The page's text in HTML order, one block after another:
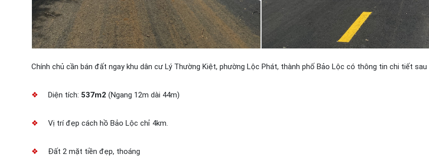
Chính chủ cần bán đất ngay khu dân cư Lý Thường Kiệt, phường Lộc Phát, thành phố Bảo Lộc có thông tin chi tiết sau
❖ Diện tích: 537m2 (Ngang 12m dài 44m)
❖ Vị trí đẹp cách hồ Bảo Lộc chỉ 4km.
❖ Đất 2 mặt tiền đẹp, thoáng